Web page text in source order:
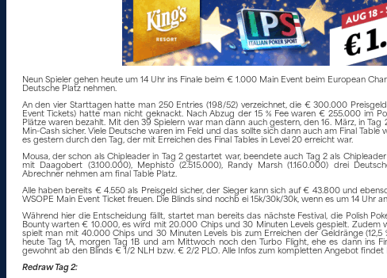
Neun Spieler gehen heute um 14 Uhr ins Finale beim € 1.000 Main Event beim European
Deutsche Platz nehmen.
An den vier Starttagen hatte man 250 Entries (198/52) verzeichnet, die € 300.000
Event Tickets) hatte man nicht geknackt. Nach Abzug der 15 % Fee waren € 255.000 im
Plätze waren bezahlt. Mit den 39 Spielern war man dann auch gestern, den 16. März, in
Min-Cash sicher. Viele Deutsche waren im Feld und das sollte sich dann auch am Final
es gestern durch den Tag, der mit Erreichen des Final Tables in Level 20 erreicht war.
Mousa, der schon als Chipleader in Tag 2 gestartet war, beendete auch Tag 2 als
mit Daagobert (3.100.000), Mephisto (2.515.000), Randy Marsh (1.160.000) drei
Abrechner nehmen am final Table Platz.
Alle haben bereits € 4.550 als Preisgeld sicher, der Sieger kann sich auf € 43.800 und
WSOPE Main Event Ticket freuen. Die Blinds sind nochb ei 15k/30k/30k, wenn es um 14 Uhr
Während hier die Entscheidung fällt, startet man bereits das nächste Festival, die Polish
Bounty warten € 10.000, es wird mit 20.000 Chips und 30 Minuten Levels gespielt. Zudem
spielt man mit 40.000 Chips und 30 Minuten Levels bis zum Erreichen der Geldränge
heute Tag 1A, morgen Tag 1B und am Mittwoch noch den Turbo Flight, ehe es dann ins
gewohnt ab den Blinds € 1/2 NLH bzw. € 2/2 PLO. Alle Infos zum kompletten Angebot findet
Redraw Tag 2: